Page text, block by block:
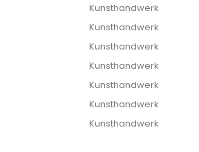
Kunsthandwerk
Kunsthandwerk
Kunsthandwerk
Kunsthandwerk
Kunsthandwerk
Kunsthandwerk
Kunsthandwerk